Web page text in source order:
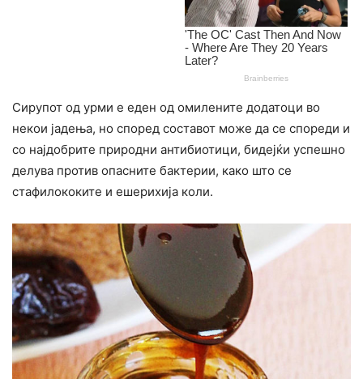
Сирупот од урми е еден од омилените додатоци во
некои јадења, но според составот може да се спореди и
со најдобрите природни антибиотици, бидејќи успешно
делува против опacните бактерии, како што се
стафилококите и ешерихија коли.